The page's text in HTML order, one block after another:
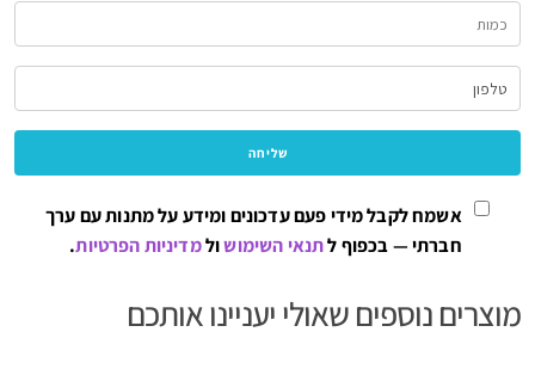
אשמח לקבל מידי פעם עדכונים ומידע על מתנות עם ערך
חברתי — בכפוף לתנאי השימושולמדיניות הפרטיות.
מוצרים נוספים שאולי יעניינו אותכם